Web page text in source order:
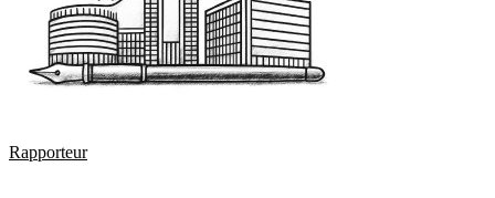
Rapporteur